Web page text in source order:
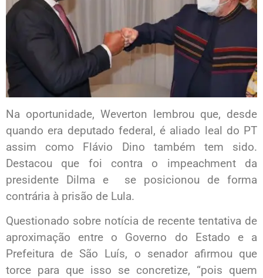
Na oportunidade, Weverton lembrou que, desde
quando era deputado federal, é aliado leal do PT
assim como Flávio Dino também tem sido.
Destacou que foi contra o impeachment da
presidente Dilma e se posicionou de forma
contrária à prisão de Lula.
Questionado sobre notícia de recente tentativa de
aproximação entre o Governo do Estado e a
Prefeitura de São Luís, o senador afirmou que
torce para que isso se concretize, “pois quem